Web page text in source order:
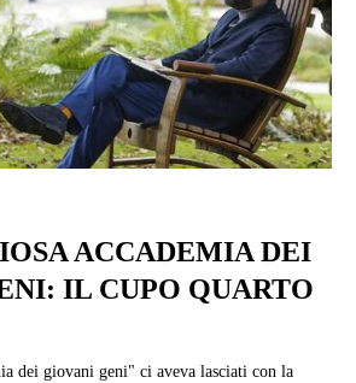
ACCADEMIA DEI
IL CUPO QUARTO
dei giovani geni" ci aveva lasciati con la